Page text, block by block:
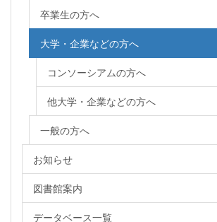
卒業生の方へ
大学・企業などの方へ
コンソーシアムの方へ
他大学・企業などの方へ
一般の方へ
お知らせ
図書館案内
データベース一覧